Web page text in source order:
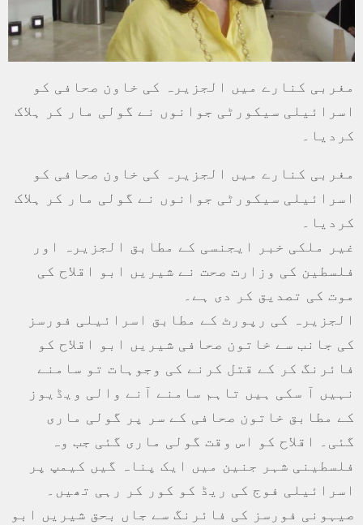
مغربی کنارے میں الجزیرہ کی خاون صحافی کو
اسرائیلی سیکورٹی جوانوں نے گولی مار کر ہلاک
کردیا۔
مغربی کنارے میں الجزیرہ کی خاون صحافی کو
اسرائیلی سیکورٹی جوانوں نے گولی مار کر ہلاک
کردیا۔
غیر ملکی خبر ایجنسی کے مطابق الجزیرہ اور
فلسطین کی وزارت صحت نے شیریں ابو اقلاح کی
موت کی تصدیق کر دی ہے۔
الجزیرہ کی رپورٹ کے مطابق اسرائیلی فورسز
کی جانب سے خاتون صحافی شیریں ابو اقلاح کو
فائرنگ کر کے قتل کرنے کی وجوہات تو سامنے
نہیں آ سکی ہیں تاہم سامنے آنے والی ویڈیوز
کے مطابق خاتون صحافی کے سر پر گولی ماری
گئی۔ اقلاح کو اس وقت گولی ماری گئی جب وہ
فلسطینی شہر جنین میں ایک پناہ گیں کیمپ پر
اسرائیلی فوج کی ریڈ کو کور کر رہی تھیں۔
صیہونی فورسز کی فائرنگ سے جاں بحق شیریں ابو